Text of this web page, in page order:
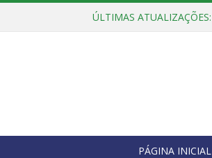
ÚLTIMAS ATUALIZAÇÕES:
PÁGINA INICIAL